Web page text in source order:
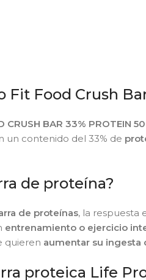
Fit Food Crush
CRUSH BAR 33% PROTEIN
un contenido del 33% de
de proteína?
de proteínas, la respuesta
entrenamiento o ejercicio
quieren aumentar su ingesta
proteica Life